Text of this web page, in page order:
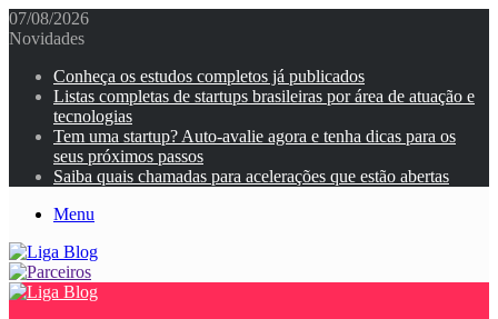
07/08/2026
Novidades
Conheça os estudos completos já publicados
Listas completas de startups brasileiras por área de atuação e
tecnologias
Tem uma startup? Auto-avalie agora e tenha dicas para os
seus próximos passos
Saiba quais chamadas para acelerações que estão abertas
Menu